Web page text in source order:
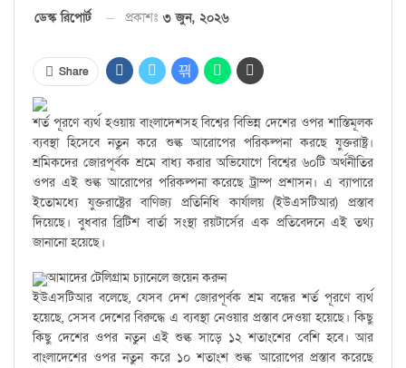
ডেস্ক রিপোর্ট প্রকাশঃ ৩ জুন, ২০২৬
Share
শর্ত পূরণে ব্যর্থ হওয়ায় বাংলাদেশসহ বিশ্বের বিভিন্ন দেশের ওপর শাস্তিমূলক
ব্যবস্থা হিসেবে নতুন করে শুল্ক আরোপের পরিকল্পনা করছে যুক্তরাষ্ট্র।
শ্রমিকদের জোরপূর্বক শ্রমে বাধ্য করার অভিযোগে বিশ্বের ৬০টি অর্থনীতির
ওপর এই শুল্ক আরোপের পরিকল্পনা করেছে ট্রাম্প প্রশাসন। এ ব্যাপারে
ইতোমধ্যে যুক্তরাষ্ট্রের বাণিজ্য প্রতিনিধি কার্যালয় (ইউএসটিআর) প্রস্তাব
দিয়েছে। বুধবার ব্রিটিশ বার্তা সংস্থা রয়টার্সের এক প্রতিবেদনে এই তথ্য
জানানো হয়েছে।
আমাদের টেলিগ্রাম চ্যানেলে জয়েন করুন
ইউএসটিআর বলেছে, যেসব দেশ জোরপূর্বক শ্রম বন্ধের শর্ত পূরণে ব্যর্থ
হয়েছে, সেসব দেশের বিরুদ্ধে এ ব্যবস্থা নেওয়ার প্রস্তাব দেওয়া হয়েছে। কিছু
কিছু দেশের ওপর নতুন এই শুল্ক সাড়ে ১২ শতাংশের বেশি হবে। আর
বাংলাদেশের ওপর নতুন করে ১০ শতাংশ শুল্ক আরোপের প্রস্তাব করেছে